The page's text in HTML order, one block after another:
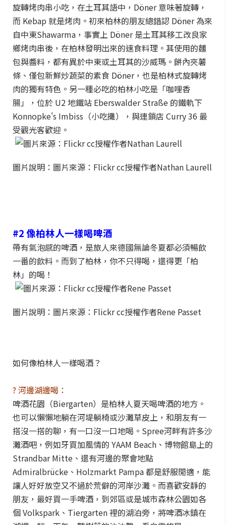
旋轉烤肉串小吃，在土耳其語中，Döner 意味著旋轉，
而 Kebap 就是烤肉。初來柏林的朋友總錯認 Döner 為來
自中東Shawarma，事實上 Döner 是土耳其移工改良家
鄉烤肉串後，在柏林發明出來的速食料理。其使用的麵
包與醬料，都有異於中東或土耳其的沙威瑪。餅內夾薯
條、僅包新鮮炒蔬菜的素食 Döner，也是柏林式旋轉烤
肉的獨有特色。另一種必吃的柏林小吃是「咖哩香
腸」，位於 U2 地鐵站 Eberswalder Straße 的鐵軌下
Konnopke's Imbiss（小吃攤），與連鎖店 Curry 36 最
受觀光客歡迎。
圖片說明：圖片來源：Flickr cc授權作者Nathan Laurell
#2 像柏林人一樣喝啤酒
帶有氣泡感的啤酒，是旅人來德國無論冬夏都必須暢飲
一番的飲料。而到了柏林，你不只得喝，還得更「柏
林」的喝！
圖片說明：圖片來源：Flickr cc授權作者Rene Passet
如何像柏林人一樣喝酒？
? 河邊湖邊喝：
啤酒花園（Biergarten）是柏林人夏天喝啤酒的地方。
也可以懶懶地躺在河堤躺椅或沙灘草皮上，和朋友有一
搭沒一搭的聊，有一口沒一口地喝。Spree河畔有許多沙
灘酒吧，例如牙買加風情的 YAAM Beach、博物館島上的
Strandbar Mitte、還有河邊的聚會地點
Admiralbrücke、Holzmarkt Pampa 都是舒服閒適，能
讓人好好放空又不過於荒僻的河岸沙灘。而喜歡安靜的
朋友，最好買一手啤酒，到郊區或是城市森林公園如各
個 Volkspark、Tiergarten 裡的湖泊旁，將啤酒冰鎮在